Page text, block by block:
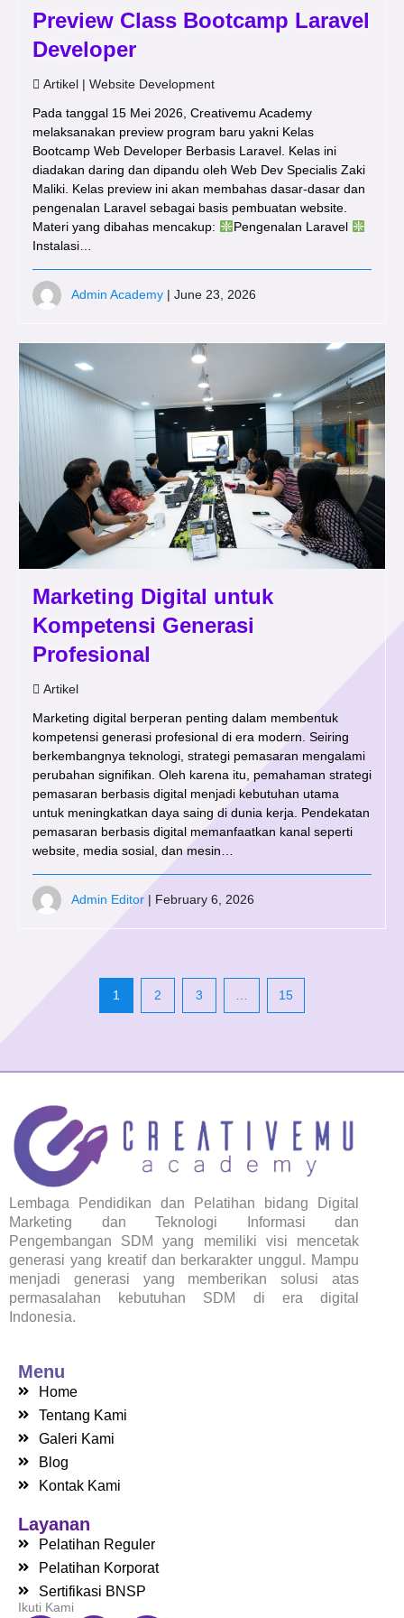
Preview Class Bootcamp Laravel
Developer
Artikel | Website Development
Pada tanggal 15 Mei 2026, Creativemu Academy
melaksanakan preview program baru yakni Kelas
Bootcamp Web Developer Berbasis Laravel. Kelas ini
diadakan daring dan dipandu oleh Web Dev Specialis Zaki
Maliki. Kelas preview ini akan membahas dasar-dasar dan
pengenalan Laravel sebagai basis pembuatan website.
Materi yang dibahas mencakup:
Pengenalan Laravel
Instalasi…
Admin Academy | June 23, 2026
Marketing Digital untuk
Kompetensi Generasi
Profesional
Artikel
Marketing digital berperan penting dalam membentuk
kompetensi generasi profesional di era modern. Seiring
berkembangnya teknologi, strategi pemasaran mengalami
perubahan signifikan. Oleh karena itu, pemahaman strategi
pemasaran berbasis digital menjadi kebutuhan utama
untuk meningkatkan daya saing di dunia kerja. Pendekatan
pemasaran berbasis digital memanfaatkan kanal seperti
website, media sosial, dan mesin…
Admin Editor | February 6, 2026
1 2 3 15
Lembaga Pendidikan dan Pelatihan bidang Digital
Marketing dan Teknologi Informasi dan
Pengembangan SDM yang memiliki visi mencetak
generasi yang kreatif dan berkarakter unggul. Mampu
menjadi generasi yang memberikan solusi atas
permasalahan kebutuhan SDM di era digital
Indonesia.
Menu
Home
Tentang Kami
Galeri Kami
Blog
Kontak Kami
Layanan
Pelatihan Reguler
Pelatihan Korporat
Sertifikasi BNSP
Ikuti Kami